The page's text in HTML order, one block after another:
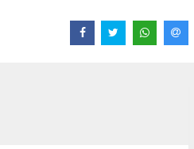
Он пытается добить Дре но
(Джеки Чан), слесарь дома где
«Боевых драконов», где